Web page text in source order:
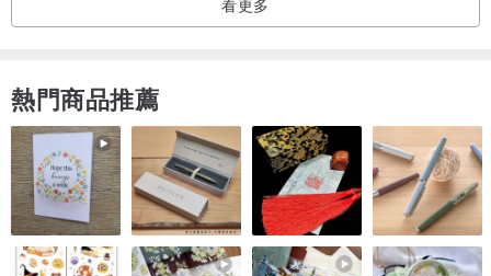
看更多
熱門商品推薦